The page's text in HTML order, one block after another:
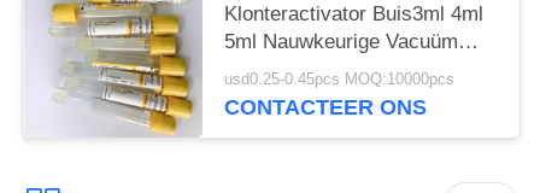
Klonteractivator Buis3ml 4ml
5ml Nauwkeurige Vacuüm
trekt Volume
usd0.25-0.45pcs MOQ:10000pcs
CONTACTEER ONS